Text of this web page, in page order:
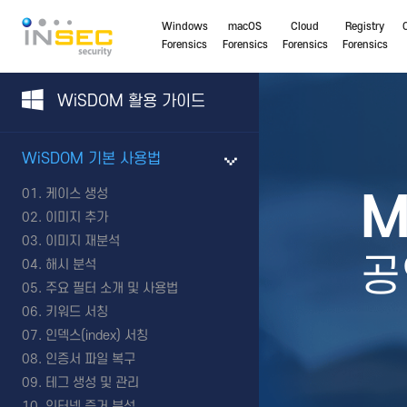
Windows
Forensics
macOS
Forensics
Cloud
Forensics
Registry
Forensics
WiSDOM 활용 가이드
WiSDOM 기본 사용법
케이스 생성
이미지 추가
이미지 재분석
해시 분석
주요 필터 소개 및 사용법
키워드 서칭
인덱스(index) 서칭
인증서 파일 복구
테그 생성 및 관리